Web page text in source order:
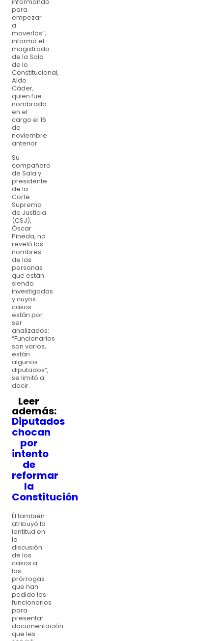
informando
para
empezar
a
moverlos”,
informó el
magistrado
de la Sala
de lo
Constitucional,
Aldo
Cáder,
quien fue
nombrado
en el
cargo el 16
de
noviembre
anterior.
Su
compañero
de Sala y
presidente
de la
Corte
Suprema
de Justicia
(CSJ),
Óscar
Pineda, no
reveló los
nombres
de las
personas
que están
siendo
investigadas
y cuyos
casos
están por
ser
analizados:
“Funcionarios
son varios,
están
algunos
diputados”,
se limitó a
decir.
Leer
además:
Diputados
chocan
por
intento
de
reformar
la
Constitución
Él también
atribuyó la
lentitud en
la
discusión
de los
casos a
las
prórrogas
que han
pedido los
funcionarios
para
presentar
documentación
que les